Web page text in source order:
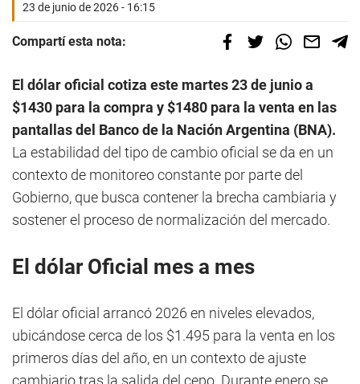
23 de junio de 2026 - 16:15
Compartí esta nota:
El dólar oficial cotiza este martes 23 de junio a
$1430 para la compra y $1480 para la venta en las
pantallas del Banco de la Nación Argentina (BNA).
La estabilidad del tipo de cambio oficial se da en un
contexto de monitoreo constante por parte del
Gobierno, que busca contener la brecha cambiaria y
sostener el proceso de normalización del mercado.
El dólar Oficial mes a mes
El dólar oficial arrancó 2026 en niveles elevados,
ubicándose cerca de los $1.495 para la venta en los
primeros días del año, en un contexto de ajuste
cambiario tras la salida del cepo. Durante enero se